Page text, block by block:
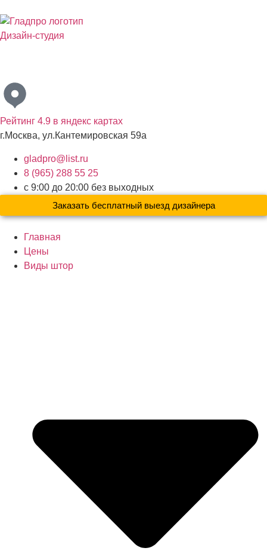
Дизайн-студия
Рейтинг 4.9 в яндекс картах
г.Москва, ул.Кантемировская 59а
gladpro@list.ru
8 (965) 288 55 25
с 9:00 до 20:00 без выходных
Заказать бесплатный выезд дизайнера
Главная
Цены
Виды штор